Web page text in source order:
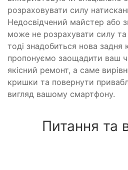
розраховувати силу
Недосвідчений майстер або
може не розрахувати силу
тоді знадобиться нова
пропонуємо заощадити ваш
якісний ремонт, а саме
кришки та повернути
вигляд вашому смартфону.
Питання та